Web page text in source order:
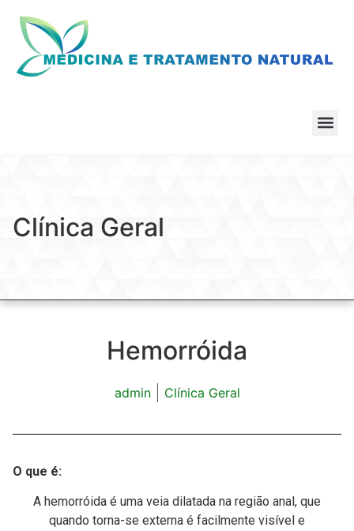
Clínica Geral
Hemorróida
admin Clínica Geral
O que é:
A hemorróida é uma veia dilatada na região anal, que
quando torna-se externa é facilmente visível e